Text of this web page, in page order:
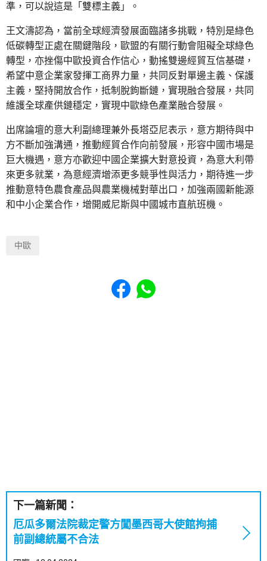
準，可以說這是「雙標主義」。
王文濤認為，當前全球經濟發展面臨諸多挑戰，特別是綠色
低碳轉型正處在關鍵階段，歐盟的有關行動會阻礙全球綠色
轉型，亦挫傷中歐投資合作信心，動搖雙邊經貿互信基礎，
希望中意企業家發揮工商界力量，共同反對單邊主義、保護
主義，堅持開放合作，抵制脫鉤斷鏈，實現融合發展，共同
維護全球產供鏈穩定，實現中歐綠色產業融合發展。
出席論壇的意大利副總理兼外長塔亞尼表示，意方期待與中
方不斷加強溝通，推動經貿合作向前發展，形容中國市場是
巨大機遇，意方亦歡迎中國企業擴大對意投資，為意大利帶
來更多就業，為意經濟增添更多競爭性與活力，期待進一步
推動意特色農食產品與農業機械對華出口，加強兩國新能源
和中小企業合作，增開威尼斯與中國城市直航班機。
中歐
Share to Facebook
Share to WhatsApp
下一篇新聞：
厄瓜多爾法院裁定警方闖墨西哥大使館拘捕
前副總統屬不合法